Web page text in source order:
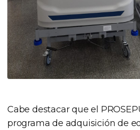
Cabe destacar que el
programa de adquisición de